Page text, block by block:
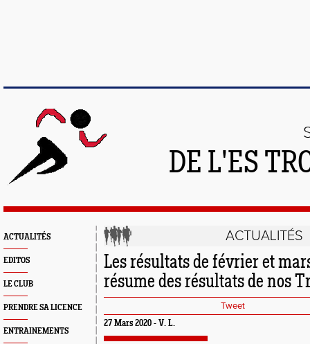
DE L'ES
ACTUALITÉS
EDITOS
LE CLUB
PRENDRE SA LICENCE
ENTRAINEMENTS
ACTUALITÉS
Les résultats de février et
résume des résultats de nos
Tweet
27 Mars 2020 - V. L.